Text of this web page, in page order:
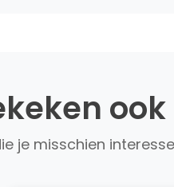
ook
je misschien